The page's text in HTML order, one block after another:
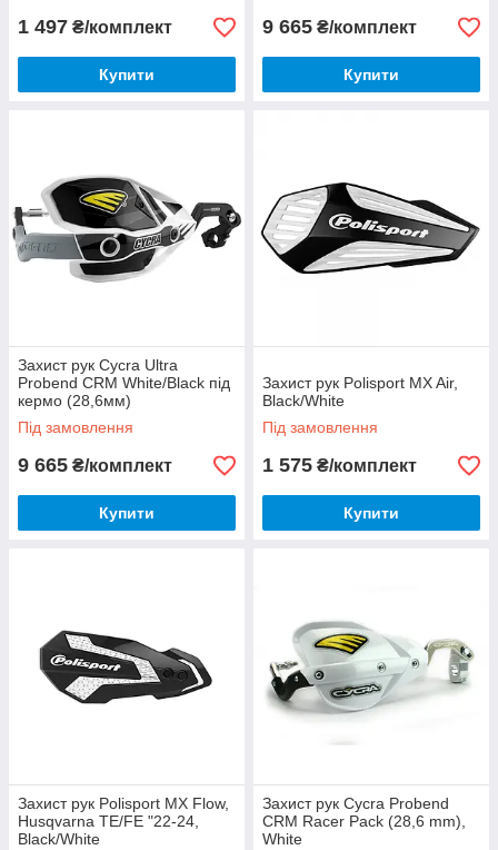
1 497 ₴/комплект
Купити
9 665 ₴/комплект
Купити
Захист рук Cycra Ultra
Probend CRM White/Black під
кермо (28,6мм)
Під замовлення
9 665 ₴/комплект
Купити
Захист рук Polisport MX Air,
Black/White
Під замовлення
1 575 ₴/комплект
Купити
Захист рук Polisport MX Flow,
Husqvarna TE/FE "22-24,
Black/White
Захист рук Cycra Probend
CRM Racer Pack (28,6 mm),
White